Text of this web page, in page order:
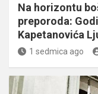
Na horizontu
preporoda:
Kapetanovića
1 sedmica ago